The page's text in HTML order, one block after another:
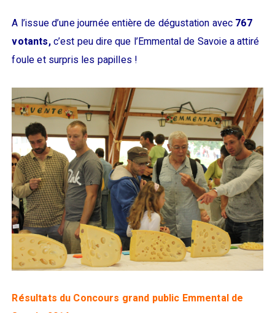
A l’issue d’une journée entière de dégustation avec 767
votants,c’est peu dire que l’Emmental de Savoie a attiré
foule et surpris les papilles !
Résultats du Concours grand public Emmental de